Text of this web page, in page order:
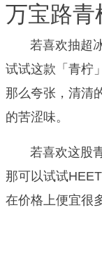
万宝路青
若喜欢抽超
试试这款「青柠
那么夸张，清清
的苦涩味。
若喜欢这股
那可以试试
在价格上便宜很